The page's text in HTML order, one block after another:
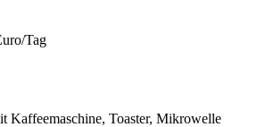
Tag
Kaffeemaschine, Toaster, Mikrowelle